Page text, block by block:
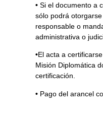
• Si el documento a
sólo podrá
responsable o
administrativa o
•El acta a
Misión Diplomática
certificación.
• Pago del arancel